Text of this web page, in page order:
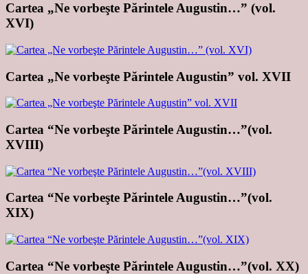
Cartea „Ne vorbeşte Părintele Augustin…” (vol.
XVI)
Cartea „Ne vorbeşte Părintele Augustin” vol. XVII
Cartea “Ne vorbeşte Părintele Augustin…”(vol.
XVIII)
Cartea “Ne vorbeşte Părintele Augustin…”(vol.
XIX)
Cartea “Ne vorbeşte Părintele Augustin…”(vol. XX)